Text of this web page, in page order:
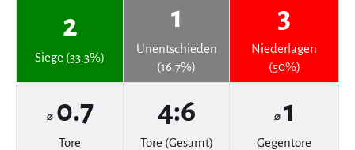
2
Siege (33.3%)
1
Unentschieden
(16.7%)
3
Niederlagen
(50%)
⌀ 0.7
Tore
4:6
Tore (Gesamt)
⌀ 1
Gegentore